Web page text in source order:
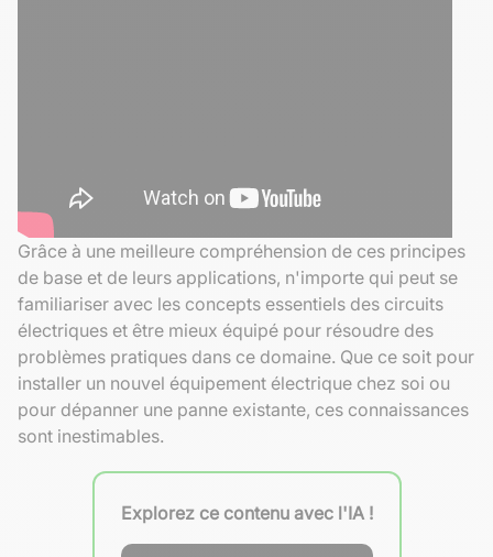
Grâce à une meilleure compréhension de ces principes
de base et de leurs applications, n'importe qui peut se
familiariser avec les concepts essentiels des circuits
électriques et être mieux équipé pour résoudre des
problèmes pratiques dans ce domaine. Que ce soit pour
installer un nouvel équipement électrique chez soi ou
pour dépanner une panne existante, ces connaissances
sont inestimables.
Explorez ce contenu avec l'IA !